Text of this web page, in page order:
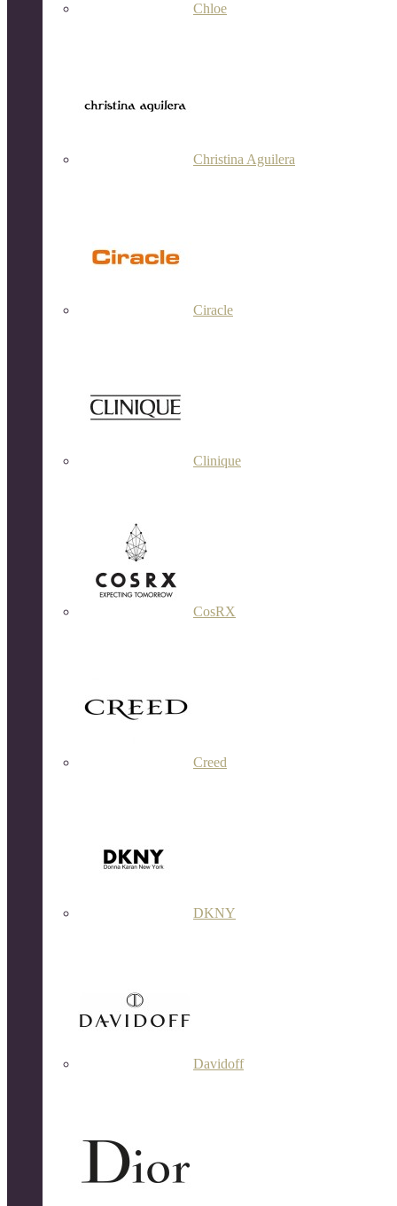
Chloe
Christina Aguilera
Ciracle
Clinique
CosRX
Creed
DKNY
Davidoff